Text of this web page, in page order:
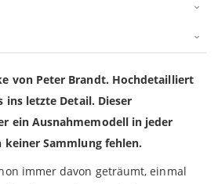
von Peter Brandt. Hochdetailliert
letzte Detail. Dieser
ein Ausnahmemodell in jeder
Sammlung fehlen.
immer davon geträumt, einmal